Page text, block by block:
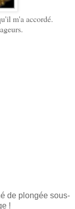
m'a accordé.
de plongée sous-
!